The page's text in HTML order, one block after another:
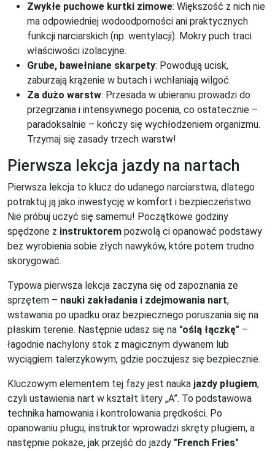
Zwykłe puchowe kurtki zimowe: Większość z nich nie
ma odpowiedniej wodoodporności ani praktycznych
funkcji narciarskich (np. wentylacji). Mokry puch traci
właściwości izolacyjne.
Grube, bawełniane skarpety: Powodują ucisk,
zaburzają krążenie w butach i wchłaniają wilgoć.
Za dużo warstw: Przesada w ubieraniu prowadzi do
przegrzania i intensywnego pocenia, co ostatecznie –
paradoksalnie – kończy się wychłodzeniem organizmu.
Trzymaj się zasady trzech warstw!
Pierwsza lekcja jazdy na nartach
Pierwsza lekcja to klucz do udanego narciarstwa, dlatego
potraktuj ją jako inwestycję w komfort i bezpieczeństwo.
Nie próbuj uczyć się samemu! Początkowe godziny
spędzone z instruktorem pozwolą ci opanować podstawy
bez wyrobienia sobie złych nawyków, które potem trudno
skorygować.
Typowa pierwsza lekcja zaczyna się od zapoznania ze
sprzętem – nauki zakładania i zdejmowania nart,
wstawania po upadku oraz bezpiecznego poruszania się na
płaskim terenie. Następnie udasz się na "oślą łączkę" –
łagodnie nachylony stok z magicznym dywanem lub
wyciągiem talerzykowym, gdzie poczujesz się bezpiecznie.
Kluczowym elementem tej fazy jest nauka jazdy pługiem,
czyli ustawienia nart w kształt litery „A”. To podstawowa
technika hamowania i kontrolowania prędkości. Po
opanowaniu pługu, instruktor wprowadzi skręty pługiem, a
następnie pokaże, jak przejść do jazdy "French Fries"